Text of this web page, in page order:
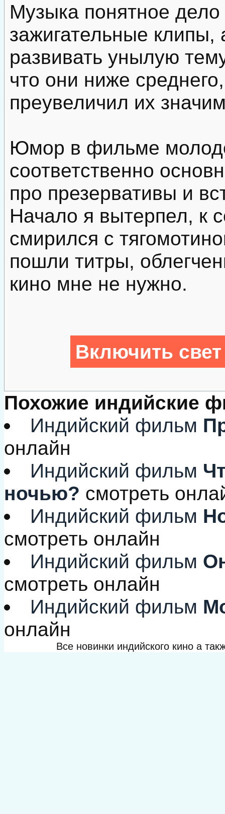
Музыка понятное
зажигательные
развивать унылую
что они ниже
преувеличил их
Юмор в фильме
соответственно
про презервативы и
Начало я вытерпел, к
смирился с
пошли титры,
кино мне не нужно.
Включить
Похожие индийские
Индийский фильм
онлайн
Индийский фильм
ночью? смотреть
Индийский фильм
смотреть онлайн
Индийский фильм
смотреть онлайн
Индийский фильм
онлайн
Все новинки индийского кино а